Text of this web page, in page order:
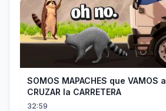
SOMOS MAPACHES que VAMOS a
CRUZAR la CARRETERA
32:59